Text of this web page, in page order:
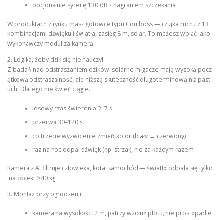
opcjonalnie syrenę 130 dB z nagraniem szczekania
W produktach z rynku masz gotowce typu Comboss — czujka ruchu z 13
kombinacjami dźwięku i światła, zasięg 8 m, solar. To możesz wpiąć jako
wykonawczy moduł za kamerą.
2. Logika, żeby dzik się nie nauczył
Z badań nad odstraszaniem dzików: solarne migacze mają wysoką pocz
ątkową odstraszalność, ale niższą skuteczność długoterminową niż past
uch. Dlatego nie świeć ciągle.
losowy czas świecenia 2–7 s
przerwa 30–120 s
co trzecie wyzwolenie zmień kolor (biały → czerwony)
raz na noc odpal dźwięk (np. strzał), nie za każdym razem
Kamera z AI filtruje człowieka, kota, samochód — światło odpala się tylko
na obiekt >40 kg.
3. Montaż przy ogrodzeniu
kamera na wysokości 2 m, patrzy wzdłuż płotu, nie prostopadle